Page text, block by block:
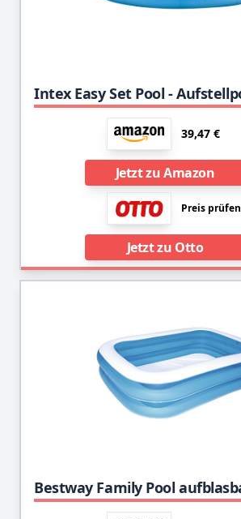
39,47 €
Jetzt zu Amazon
Preis prüfen
Jetzt zu Otto